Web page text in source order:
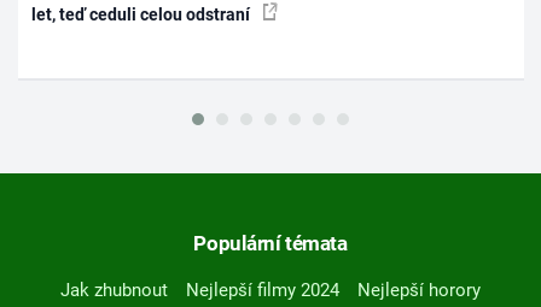
let, teď ceduli celou odstraní
Populární témata
Jak zhubnout Nejlepší filmy 2024
Nejlepší horory